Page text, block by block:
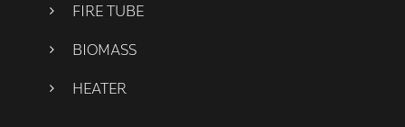
FIRE TUBE
BIOMASS
HEATER